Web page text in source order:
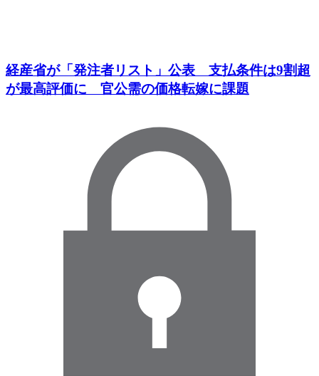
経産省が「発注者リスト」公表 支払条件は9割超
が最高評価に 官公需の価格転嫁に課題